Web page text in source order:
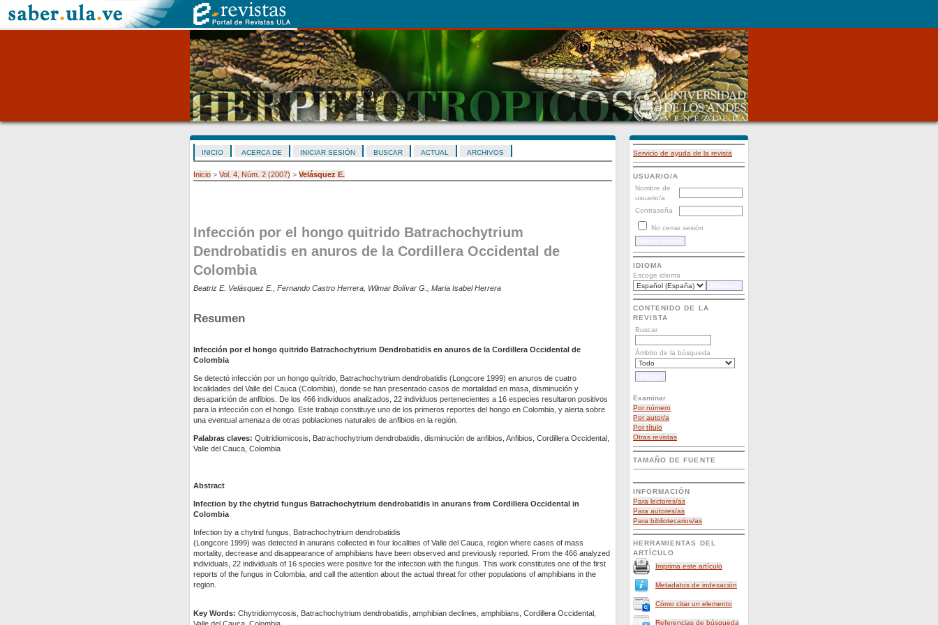
Servicio de ayuda de la revista
USUARIO/A
Nombre de
usuario/a
Contraseña
No cerrar sesión
IDIOMA
Escoge idioma
CONTENIDO DE LA
REVISTA
Buscar
Ámbito de la búsqueda
Examinar
Por número
Por autor/a
Por título
Otras revistas
TAMAÑO DE FUENTE
INFORMACIÓN
Para lectores/as
Para autores/as
Para bibliotecarios/as
HERRAMIENTAS DEL
ARTÍCULO
Imprima este artículo
Metadatos de indexación
Cómo citar un elemento
Referencias de búsqueda
INICIO ACERCA DE INICIAR SESIÓN BUSCAR ACTUAL ARCHIVOS
Inicio > Vol. 4, Núm. 2 (2007) > Velásquez E.
Infección por el hongo quitrido Batrachochytrium
Dendrobatidis en anuros de la Cordillera Occidental de
Colombia
Beatriz E. Velásquez E., Fernando Castro Herrera, Wilmar Bolívar G., Maria Isabel Herrera
Resumen
Infección por el hongo quitrido Batrachochytrium Dendrobatidis en anuros de la Cordillera Occidental de
Colombia
Se detectó infección por un hongo quítrido, Batrachochytrium dendrobatidis (Longcore 1999) en anuros de cuatro
localidades del Valle del Cauca (Colombia), donde se han presentado casos de mortalidad en masa, disminución y
desaparición de anfibios. De los 466 individuos analizados, 22 individuos pertenecientes a 16 especies resultaron positivos
para la infección con el hongo. Este trabajo constituye uno de los primeros reportes del hongo en Colombia, y alerta sobre
una eventual amenaza de otras poblaciones naturales de anfibios en la región.
Palabras claves: Quitridiomicosis, Batrachochytrium dendrobatidis, disminución de anfibios, Anfibios, Cordillera Occidental,
Valle del Cauca, Colombia
Abstract
Infection by the chytrid fungus Batrachochytrium dendrobatidis in anurans from Cordillera Occidental in
Colombia
Infection by a chytrid fungus, Batrachochytrium dendrobatidis
(Longcore 1999) was detected in anurans collected in four localities of Valle del Cauca, region where cases of mass
mortality, decrease and disappearance of amphibians have been observed and previously reported. From the 466 analyzed
individuals, 22 individuals of 16 species were positive for the infection with the fungus. This work constitutes one of the first
reports of the fungus in Colombia, and call the attention about the actual threat for other populations of amphibians in the
region.
Key Words: Chytridiomycosis, Batrachochytrium dendrobatidis, amphibian declines, amphibians, Cordillera Occidental,